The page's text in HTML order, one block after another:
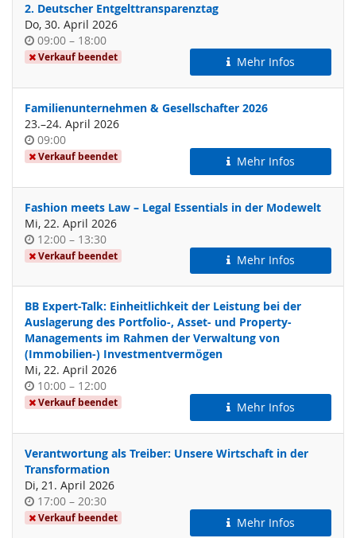
2. Deutscher Entgelttransparenztag
Do, 30. April 2026
Uhrzeit
09:00 –bis
18:00
Verkauf beendet Mehr Infos
Familienunternehmen & Gesellschafter 2026
23.–bis
24. April 2026
Uhrzeit
09:00
Verkauf beendet Mehr Infos
Fashion meets Law – Legal Essentials in der Modewelt
Mi, 22. April 2026
Uhrzeit
12:00 –bis
13:30
Verkauf beendet Mehr Infos
BB Expert-Talk: Einheitlichkeit der Leistung bei der
Auslagerung des Portfolio-, Asset- und Property-
Managements im Rahmen der Verwaltung von
(Immobilien-) Investmentvermögen
Mi, 22. April 2026
Uhrzeit
10:00 –bis
12:00
Verkauf beendet Mehr Infos
Verantwortung als Treiber: Unsere Wirtschaft in der
Transformation
Di, 21. April 2026
Uhrzeit
17:00 –bis
20:30
Verkauf beendet Mehr Infos